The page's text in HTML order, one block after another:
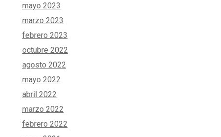
mayo 2023
marzo 2023
febrero 2023
octubre 2022
agosto 2022
mayo 2022
abril 2022
marzo 2022
febrero 2022